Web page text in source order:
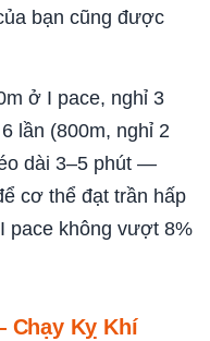
bạn cũng được
ở I pace, nghỉ 3
lần (800m, nghỉ 2
dài 3–5 phút —
cơ thể đạt trần hấp
pace không vượt 8%
Chạy Kỵ Khí